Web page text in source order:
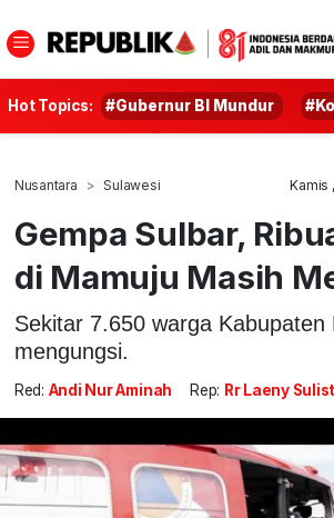
Hot Topics: #Gubernur BI Mundur
Nusantara Sulawesi Kamis
Gempa Sulbar,
di Mamuju Masih
Sekitar 7.650 warga Kabupaten
mengungsi.
Red: Andi Nur Aminah Rep: Rr Laeny